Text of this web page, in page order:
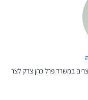
במשרד פרל כהן צדק לצר